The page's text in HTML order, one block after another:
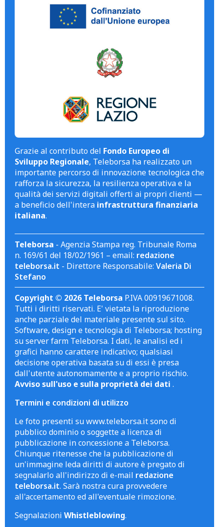
Grazie al contributo del Fondo Europeo di
Sviluppo Regionale, Teleborsa ha realizzato un
importante percorso di innovazione tecnologica che
rafforza la sicurezza, la resilienza operativa e la
qualità dei servizi digitali offerti ai propri clienti —
a beneficio dell'intera infrastruttura finanziaria
italiana.
Teleborsa - Agenzia Stampa reg. Tribunale Roma
n. 169/61 del 18/02/1961 – email: redazione
teleborsa.it - Direttore Responsabile: Valeria Di
Stefano
Copyright © 2026 Teleborsa P.IVA 00919671008.
Tutti i diritti riservati. E' vietata la riproduzione
anche parziale del materiale presente sul sito.
Software, design e tecnologia di Teleborsa; hosting
su server farm Teleborsa. I dati, le analisi ed i
grafici hanno carattere indicativo; qualsiasi
decisione operativa basata su di essi è presa
dall'utente autonomamente e a proprio rischio.
Avviso sull'uso e sulla proprietà dei dati .
Termini e condizioni di utilizzo
Le foto presenti su www.teleborsa.it sono di
pubblico dominio o soggette a licenza di
pubblicazione in concessione a Teleborsa.
Chiunque ritenesse che la pubblicazione di
un'immagine leda diritti di autore è pregato di
segnalarlo all'indirizzo di e-mail redazione
teleborsa.it. Sarà nostra cura provvedere
all'accertamento ed all'eventuale rimozione.
Segnalazioni Whistleblowing.